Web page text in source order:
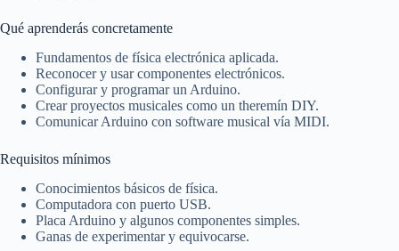
Qué aprenderás concretamente
Fundamentos de física electrónica aplicada.
Reconocer y usar componentes electrónicos.
Configurar y programar un Arduino.
Crear proyectos musicales como un theremín DIY.
Comunicar Arduino con software musical vía MIDI.
Requisitos mínimos
Conocimientos básicos de física.
Computadora con puerto USB.
Placa Arduino y algunos componentes simples.
Ganas de experimentar y equivocarse.